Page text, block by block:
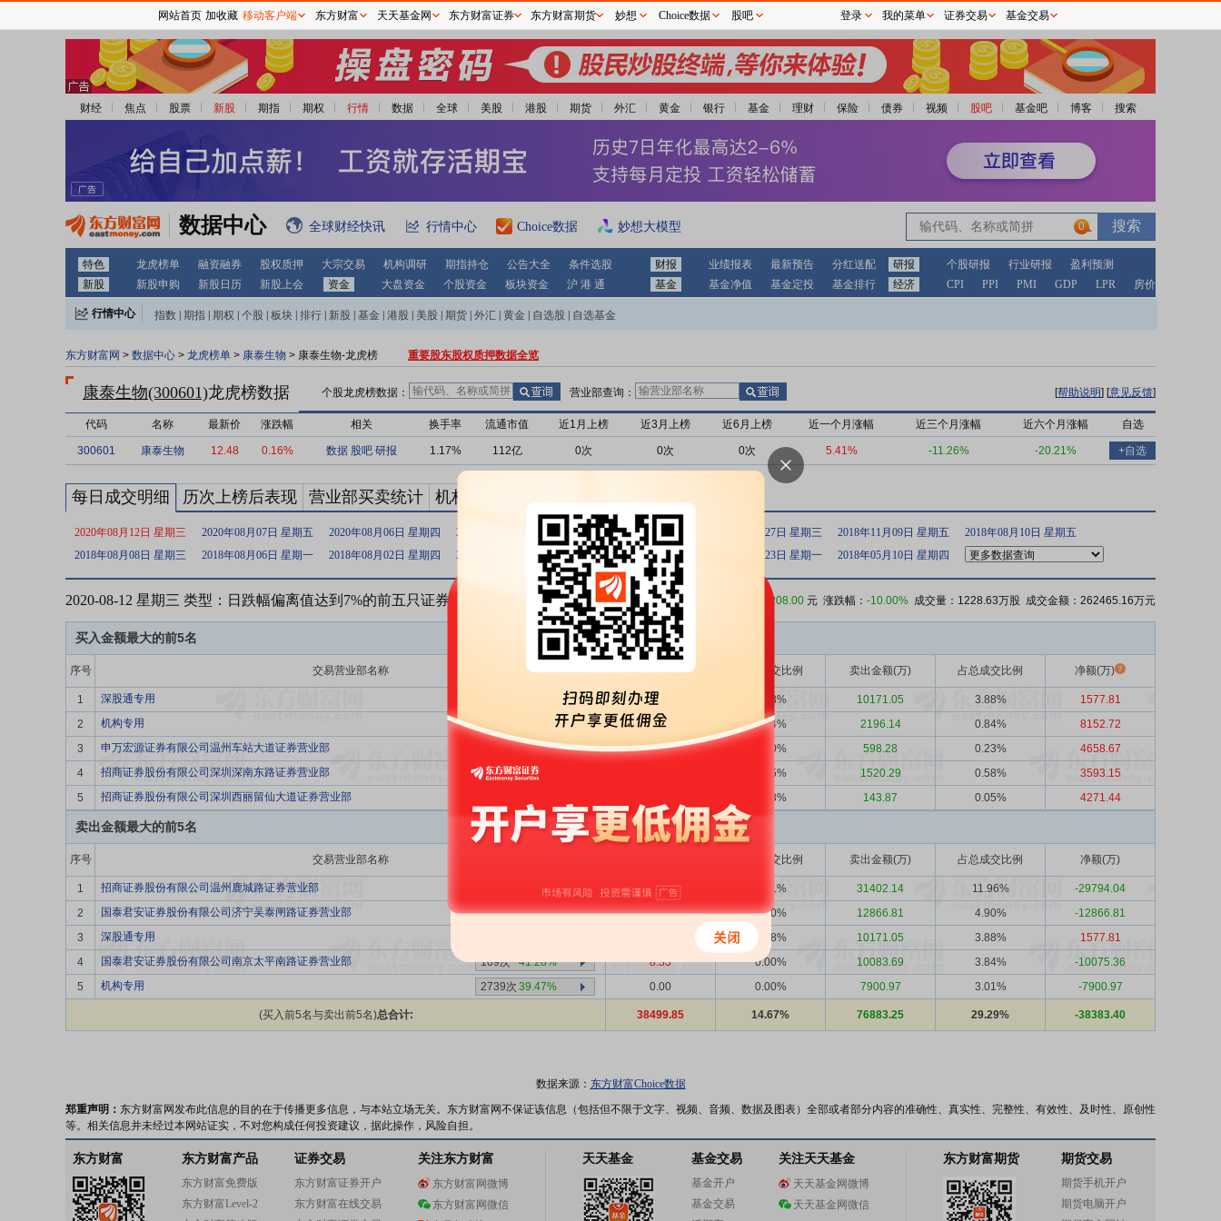
财经 焦点 股票 新股 期指 期权 行情 数据 全球 美股 港股 期货 外汇 黄金 银行 基金 理财 保险 债券 视频 股吧 基金吧 博客 搜索
数据中心 全球财经快讯 行情中心 Choice数据 妙想大模型 0
特色 龙虎榜单 融资融券 股权质押 大宗交易 机构调研 期指持仓 公告大全 条件选股 财报 业绩报表 最新预告 分红送配 研报 个股研报 行业研报
盈利预测
新股
新股申购 新股日历 新股上会 资金 大盘资金 个股资金 板块资金 沪 港 通 基金 基金净值 基金定投 基金排行 经济 CPI PPI PMI GDP LPR 房价
行情中心 指数 期指 期权 个股 板块 排行 新股 基金 港股 美股 期货 外汇 黄金 自选股 自选基金
东方财富网 > 数据中心 > 龙虎榜单 > 康泰生物 > 康泰生物-龙虎榜 重要股东股权质押数据全览
康泰生物(300601)龙虎榜数据 个股龙虎榜数据： 营业部查询： [帮助说明] [意见反馈]
代码 名称 最新价 涨跌幅 相关 换手率 流通市值 近1月上榜 近3月上榜 近6月上榜 近一个月涨幅 近三个月涨幅 近六个月涨幅 自选
300601 康泰生物 12.48 0.16% 数据 股吧 研报 1.17% 112亿 0次 0次 0次 5.41% -11.26% -20.21% +自选
每日成交明细 历次上榜后表现 营业部买卖统计 机构买卖统计
2020年08月12日 星期三 2020年08月07日 星期五 2020年08月06日 星期四 2020年06月01日 星期一 2019年10月10日 星期四 2019年03月27日 星期三 2018年11月09日 星期五
2018年08月10日 星期五
2018年08月08日 星期三
2018年08月06日 星期一 2018年08月02日 星期四 2018年07月25日 星期三 2018年07月24日 星期二 2018年07月23日 星期一 2018年05月10日 星期四
2020-08-12 星期三 类型：日跌幅偏离值达到7%的前五只证券 208.00 元 涨跌幅： -10.00% 成交量：1228.63万股 成交金额：262465.16万元
买入金额最大的前5名
序号 交易营业部名称 买入金额(万) 占总成交比例 卖出金额(万) 占总成交比例 净额(万)
1 深股通专用 11748.85 4.48% 10171.05 3.88%
1577.81
2
机构专用 2739次 39.47% 10348.86 3.94% 2196.14 0.84%
8152.72
3
申万宏源证券有限公司温州车站大道证券营业部 - 5256.95 2.00% 598.28 0.23%
4658.67
4
招商证券股份有限公司深圳深南东路证券营业部 -次 - 1.95% 1520.29 0.58%
3593.15
5
招商证券股份有限公司深圳西丽留仙大道证券营业部 1.68% 143.87 0.05% 4271.44
卖出金额最大的前5名
序号 交易营业部名称 占总成交比例 卖出金额(万) 占总成交比例 净额(万)
1 招商证券股份有限公司温州鹿城路证券营业部 1608.10 0.61% 31402.14 11.96%
-29794.04
2
国泰君安证券股份有限公司济宁吴泰闸路证券营业部 -次 - 0.00 0.00% 12866.81 4.90%
-12866.81
3
深股通专用 4.48% 10171.05 3.88%
1577.81
4
国泰君安证券股份有限公司南京太平南路证券营业部 109次 41.28% 8.33 0.00% 10083.69 3.84%
-10075.36
5
机构专用 2739次 39.47% 0.00 0.00% 7900.97 3.01% -7900.97
(买入前5名与卖出前5名)总合计: 38499.85 14.67% 76883.25 29.29% -38383.40
数据来源： 东方财富Choice数据
郑重声明： 东方财富网发布此信息的目的在于传播更多信息，与本站立场无关。东方财富网不保证该信息（包括但不限于文字、视频、音频、数据及图表）全部或者部分内容的准确性、真实性、完整性、有效性、及时性、原创性
等。相关信息并未经过本网站证实，不对您构成任何投资建议，据此操作，风险自担。
网站首页 加收藏 移动客户端 东方财富 天天基金网 东方财富证券 东方财富期货 妙想 Choice数据 股吧 登录 我的菜单 证券交易 基金交易